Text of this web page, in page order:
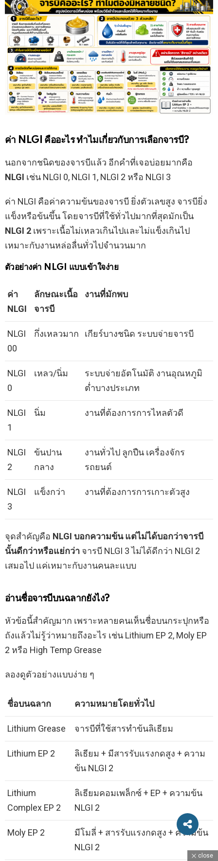
ค่า NLGI คืออะไร ทำไมเกี่ยวกับการเลือกจารบี?
นอกจากชนิดของจารบีแล้ว อีกคำที่เจอบ่อยมากคือ
NLGI เช่น NLGI 0, NLGI 1, NLGI 2 หรือ NLGI 3
ค่า NLGI คือค่าความข้นของจารบี ยิ่งตัวเลขสูง จารบียิ่ง
แข็งหรือข้นขึ้น โดยจารบีที่ใช้ทั่วไปมากที่สุดมักเป็น
NLGI 2 เพราะเนื้อไม่เหลวเกินไปและไม่แข็งเกินไป
เหมาะกับงานหล่อลื่นทั่วไปจำนวนมาก
ตัวอย่างค่า NLGI แบบเข้าใจง่าย
ค่า
NLGI
ลักษณะเนื้อ
จารบี
งานที่มักพบ
NLGI
00
กึ่งเหลวมาก เกียร์บางชนิด ระบบจ่ายจารบี
NLGI
0
เหลว/นิ่ม
ระบบจ่ายอัตโนมัติ งานอุณหภูมิ
ต่ำบางประเภท
NLGI
1
นิ่ม งานที่ต้องการการไหลตัวดี
NLGI
2
ข้นปาน
กลาง
งานทั่วไป ลูกปืน เครื่องจักร
รถยนต์
NLGI
3
แข็งกว่า งานที่ต้องการการเกาะตัวสูง
จุดสำคัญคือ NLGI บอกความข้น แต่ไม่ได้บอกว่าจารบี
นั้นดีกว่าหรือแย่กว่า จารบี NLGI 3 ไม่ได้ดีกว่า NLGI 2
เสมอไป แค่เหมาะกับงานคนละแบบ
อ่านชื่อจารบีบนฉลากยังไง?
หัวข้อนี้สำคัญมาก เพราะหลายคนเห็นชื่อบนกระปุกหรือ
ถังแล้วไม่รู้ว่าหมายถึงอะไร เช่น Lithium EP 2, Moly EP
2 หรือ High Temp Grease
ลองดูตัวอย่างแบบง่าย ๆ
ชื่อบนฉลาก ความหมายโดยทั่วไป
Lithium Grease จารบีที่ใช้สารทำข้นลิเธียม
Lithium EP 2
ลิเธียม + มีสารรับแรงกดสูง + ความ
ข้น NLGI 2
Lithium
Complex EP 2
ลิเธียมคอมเพล็กซ์ + EP + ความข้น
NLGI 2
Moly EP 2
มีโมลี่ + สารรับแรงกดสูง + ความข้น
NLGI 2
close